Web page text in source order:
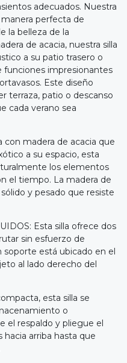
adecuados. Nuestra
perfecta de
la belleza de la
de acacia, nuestra silla
a su patio trasero o
impresionantes
Este diseño
terraza, patio o descanso
cada verano sea
con madera de acacia que
a su espacio, esta
los elementos
el tiempo. La madera de
y pesado que resiste
Esta silla ofrece dos
sin esfuerzo de
soporte está ubicado en el
al lado derecho del
esta silla se
o
el respaldo y pliegue el
hacia arriba hasta que